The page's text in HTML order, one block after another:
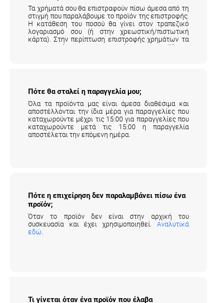
Τα χρήματά σου θα επιστραφούν πίσω άμεσα από τη
στιγμή που παραλάβουμε το προϊόν της επιστροφής.
Η κατάθεση του ποσού θα γίνει στον τραπεζικό
λογαριασμό σου (ή στην χρεωστική/πιστωτική
κάρτα). Στην περίπτωση επιστροφής χρημάτων τα
μεταφορικά της επιστροφής του προϊόντος
Πότε θα σταλεί η παραγγελία μου;
Όλα τα προϊόντα μας είναι άμεσα διαθέσιμα και
αποστέλλονται την ίδια μέρα για παραγγελίες που
καταχωρούντε μέχρι τις 15:00 για παραγγελίες που
καταχωρούντε μετά τις 15:00 η παραγγελία
αποστέλεται την επόμενη ημέρα.
Πότε η επιχείρηση δεν παραλαμβάνει πίσω ένα
προϊόν;
Όταν το προϊόν δεν είναι στην αρχική του
συσκευασία και έχει χρησιμοποιηθεί.
Αναλυτικά
εδώ
Τι γίνεται όταν ένα προϊόν που έλαβα